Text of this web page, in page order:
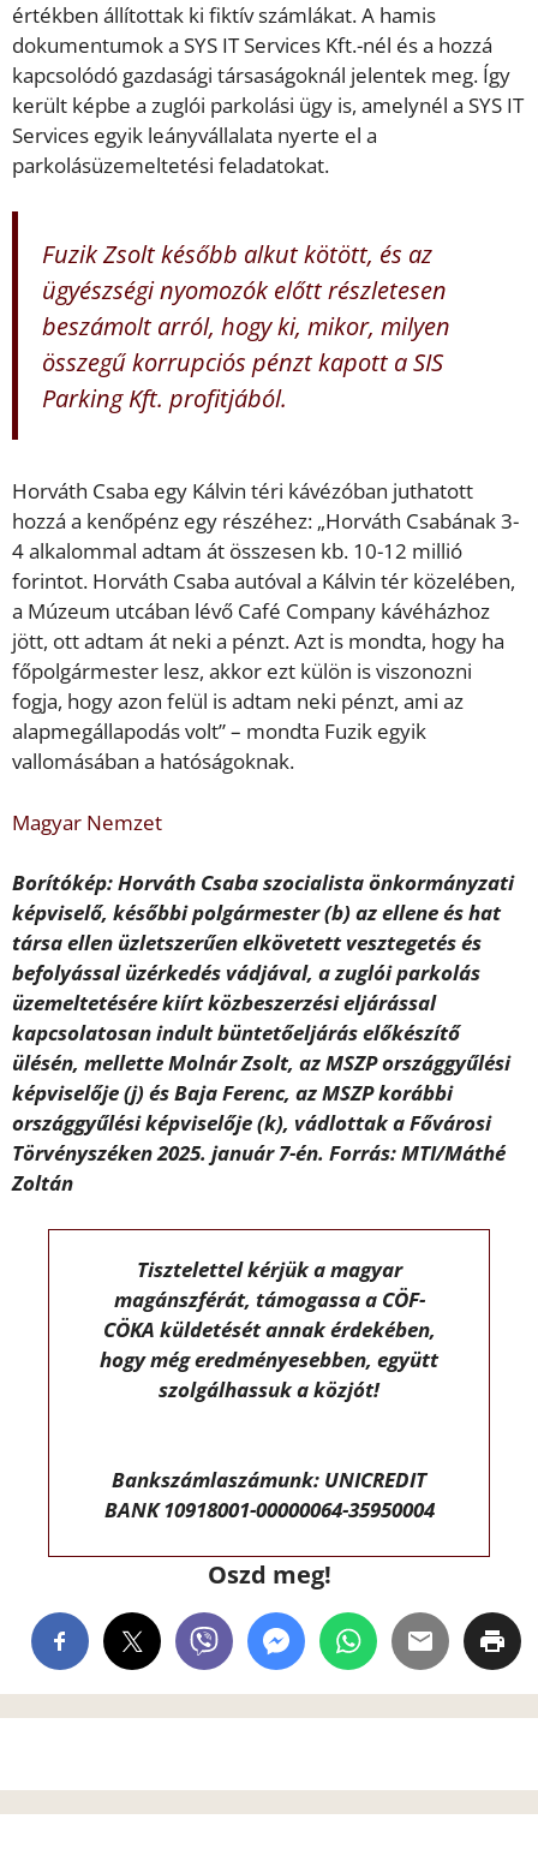
értékben állítottak ki fiktív számlákat. A hamis
dokumentumok a SYS IT Services Kft.-nél és a hozzá
kapcsolódó gazdasági társaságoknál jelentek meg. Így
került képbe a zuglói parkolási ügy is, amelynél a SYS IT
Services egyik leányvállalata nyerte el a
parkolásüzemeltetési feladatokat.
Fuzik Zsolt később alkut kötött, és az
ügyészségi nyomozók előtt részletesen
beszámolt arról, hogy ki, mikor, milyen
összegű korrupciós pénzt kapott a SIS
Parking Kft. profitjából.
Horváth Csaba egy Kálvin téri kávézóban juthatott
hozzá a kenőpénz egy részéhez: „Horváth Csabának 3-
4 alkalommal adtam át összesen kb. 10-12 millió
forintot. Horváth Csaba autóval a Kálvin tér közelében,
a Múzeum utcában lévő Café Company kávéházhoz
jött, ott adtam át neki a pénzt. Azt is mondta, hogy ha
főpolgármester lesz, akkor ezt külön is viszonozni
fogja, hogy azon felül is adtam neki pénzt, ami az
alapmegállapodás volt” – mondta Fuzik egyik
vallomásában a hatóságoknak.
Magyar Nemzet
Borítókép: Horváth Csaba szocialista önkormányzati
képviselő, későbbi polgármester (b) az ellene és hat
társa ellen üzletszerűen elkövetett vesztegetés és
befolyással üzérkedés vádjával, a zuglói parkolás
üzemeltetésére kiírt közbeszerzési eljárással
kapcsolatosan indult büntetőeljárás előkészítő
ülésén, mellette Molnár Zsolt, az MSZP országgyűlési
képviselője (j) és Baja Ferenc, az MSZP korábbi
országgyűlési képviselője (k), vádlottak a Fővárosi
Törvényszéken 2025. január 7-én. Forrás: MTI/Máthé
Zoltán
Tisztelettel kérjük a magyar
magánszférát, támogassa a CÖF-
CÖKA küldetését annak érdekében,
hogy még eredményesebben, együtt
szolgálhassuk a közjót!
Bankszámlaszámunk: UNICREDIT
BANK 10918001-00000064-35950004
Oszd meg!